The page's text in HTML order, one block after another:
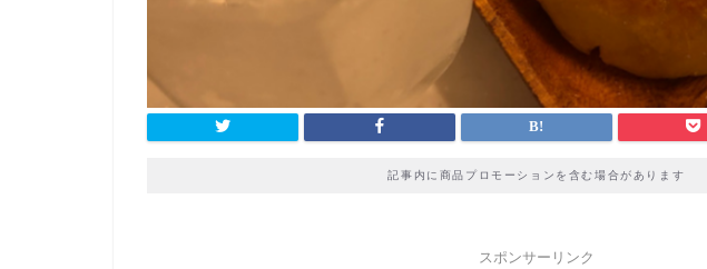
記事内に商品プロモーションを含む場合があります
スポンサーリンク